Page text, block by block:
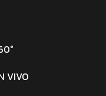
VIVO